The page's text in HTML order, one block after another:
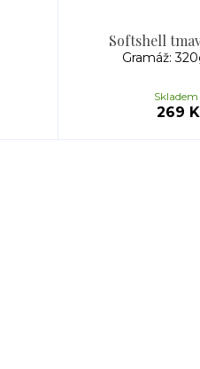
Softshell
Gramáž:
269